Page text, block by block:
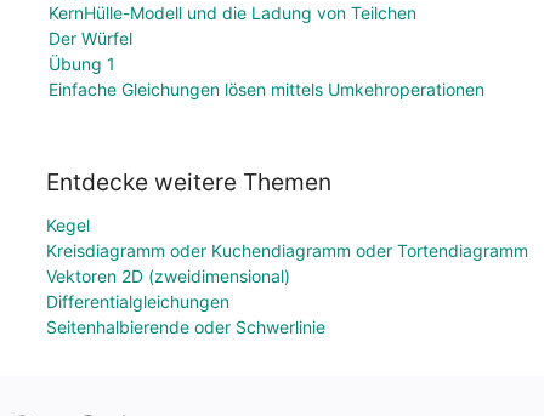
KernHülle-Modell und die Ladung von Teilchen
Der Würfel
Übung 1
Einfache Gleichungen lösen mittels Umkehroperationen
Entdecke weitere Themen
Kegel
Kreisdiagramm oder Kuchendiagramm oder Tortendiagramm
Vektoren 2D (zweidimensional)
Differentialgleichungen
Seitenhalbierende oder Schwerlinie